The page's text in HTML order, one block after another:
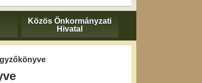
Közös Önkormányzati
Hivatal